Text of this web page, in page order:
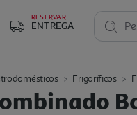
RESERVAR
ENTREGA
Frigoríficos